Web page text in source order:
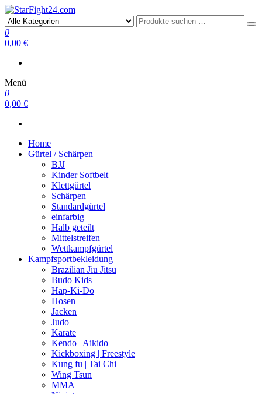
StarFight24.com
Kampfsportartikel
0
0,00 €
Menü
0
0,00 €
Home
Gürtel / Schärpen
BJJ
Kinder Softbelt
Klettgürtel
Schärpen
Standardgürtel
einfarbig
Halb geteilt
Mittelstreifen
Wettkampfgürtel
Kampfsportbekleidung
Brazilian Jiu Jitsu
Budo Kids
Hap-Ki-Do
Hosen
Jacken
Judo
Karate
Kendo | Aikido
Kickboxing | Freestyle
Kung fu | Tai Chi
Wing Tsun
MMA